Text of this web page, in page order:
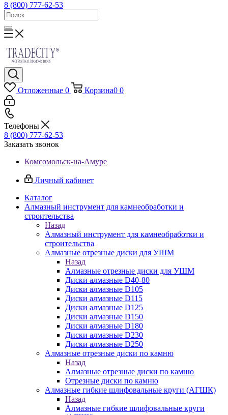
8 (800) 777-62-53
Отложенные 0 Корзина0 0
Телефоны
8 (800) 777-62-53
Заказать звонок
Комсомольск-на-Амуре
Личный кабинет
Каталог
Алмазный инструмент для камнеобработки и
строительства
Назад
Алмазный инструмент для камнеобработки и
строительства
Алмазные отрезные диски для УШМ
Назад
Алмазные отрезные диски для УШМ
Диски алмазные D40-80
Диски алмазные D105
Диски алмазные D115
Диски алмазные D125
Диски алмазные D150
Диски алмазные D180
Диски алмазные D230
Диски алмазные D250
Алмазные отрезные диски по камню
Назад
Алмазные отрезные диски по камню
Отрезные диски по камню
Алмазные гибкие шлифовальные круги (АГШК)
Назад
Алмазные гибкие шлифовальные круги